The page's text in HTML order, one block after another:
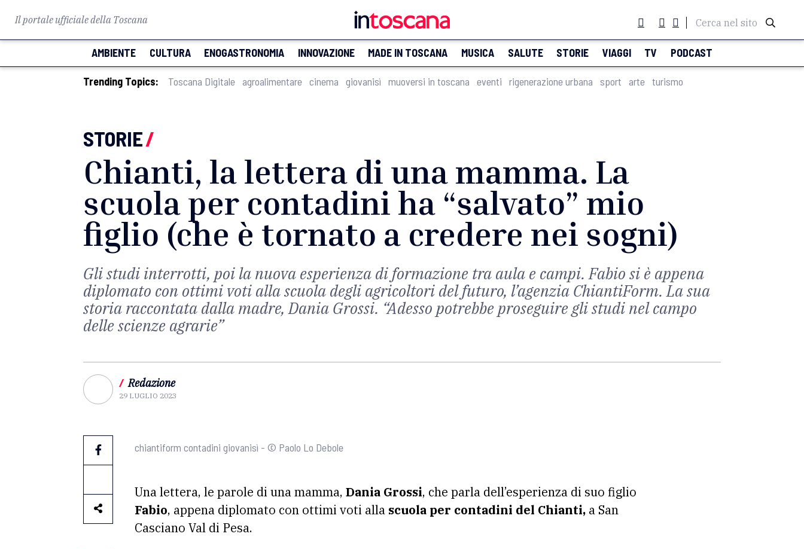
Il portale ufficiale della Toscana Cerca nel sito
AMBIENTE CULTURA ENOGASTRONOMIA INNOVAZIONE MADE IN TOSCANA MUSICA SALUTE STORIE VIAGGI TV PODCAST
Trending Topics: Toscana Digitale agroalimentare cinema giovanisì muoversi in toscana eventi rigenerazione urbana sport arte turismo
STORIE/
Chianti, la lettera di una mamma. La
scuola per contadini ha “salvato” mio
figlio (che è tornato a credere nei sogni)
Gli studi interrotti, poi la nuova esperienza di formazione tra aula e campi. Fabio si è appena
diplomato con ottimi voti alla scuola degli agricoltori del futuro, l’agenzia ChiantiForm. La sua
storia raccontata dalla madre, Dania Grossi. “Adesso potrebbe proseguire gli studi nel campo
delle scienze agrarie”
/ Redazione
29 LUGLIO 2023
chiantiform contadini giovanisì - © Paolo Lo Debole
Una lettera, le parole di una mamma, Dania Grossi, che parla dell’esperienza di suo figlio
Fabio, appena diplomato con ottimi voti alla scuola per contadini del Chianti, a San
Casciano Val di Pesa.